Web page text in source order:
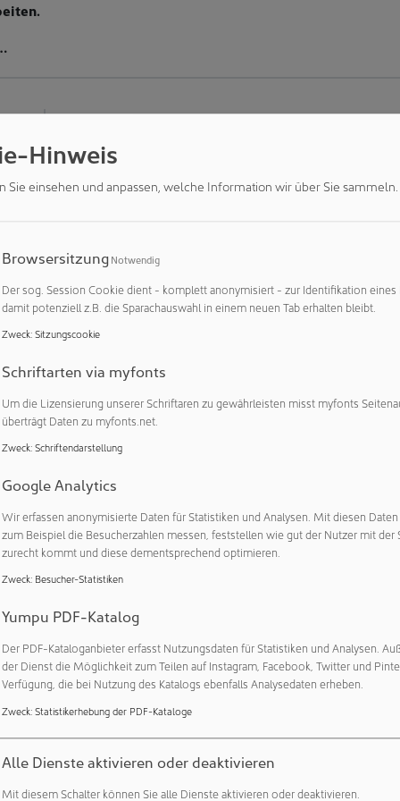
WISSENSCHAFT
Space UK: Wachstum, europäische
und Technologiekonzern OHB feiert das einjährige
UK. Seit der Expansion in das Vereinigte Königreich im
WISSENSCHAFT
GMP und Kinderwunsch
im Bereich der Assistierten
(AMG) bzw. der Arzneimittel- und
nicht vergleichbar mit sonstigen Geweben oder gar
WISSENSCHAFT
FEP nimmt Biolabor mit Schutzstufe 2
Institut für Elektronenstrahl- und Plasmatechnik
von Tätigkeiten mit biologischer Schutzstufe 2
und Testmöglichkeiten für Industrie- und
WISSENSCHAFT
Tierresten rekonstruierte Spuren alter Erreger-DNA erweitern den
der Ursprünge von Zoonosen.
Tierreservoire von Zoonosen
untersucht zoonotische Krankheitserreger in der
und Einführung der Weidewirtschaft, die die
Hinweis
Sie einsehen und anpassen, welche Information wir über Sie sammeln.
Browsersitzung Notwendig
Der sog. Session Cookie dient - komplett anonymisiert - zur Identifikation eines
damit potenziell z.B. die Sparachauswahl in einem neuen Tab erhalten bleibt.
Zweck: Sitzungscookie
Schriftarten via myfonts
Um die Lizensierung unserer Schriftaren zu gewährleisten misst myfonts
überträgt Daten zu myfonts.net.
Zweck: Schriftendarstellung
Google Analytics
Wir erfassen anonymisierte Daten für Statistiken und Analysen. Mit diesen
zum Beispiel die Besucherzahlen messen, feststellen wie gut der Nutzer mit der
zurecht kommt und diese dementsprechend optimieren.
Zweck: Besucher-Statistiken
Yumpu PDF-Katalog
Der PDF-Kataloganbieter erfasst Nutzungsdaten für Statistiken und Analysen.
der Dienst die Möglichkeit zum Teilen auf Instagram, Facebook, Twitter und
Verfügung, die bei Nutzung des Katalogs ebenfalls Analysedaten erheben.
Zweck: Statistikerhebung der PDF-Kataloge
Alle Dienste aktivieren oder deaktivieren
Mit diesem Schalter können Sie alle Dienste aktivieren oder deaktivieren.